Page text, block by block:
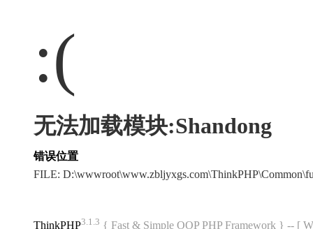
:(
无法加载模块:Shandong
错误位置
FILE:
ThinkPHP3.1.3 { Fast & Simple OOP PHP Framework } -- [